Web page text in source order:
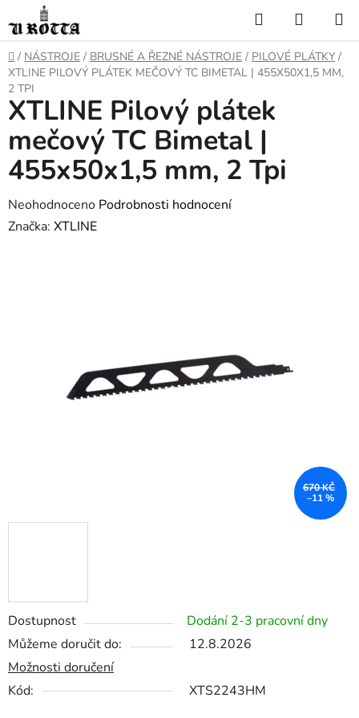
na
obsah
Hledat
KOŠÍK
DOMŮ
/ NÁSTROJE / BRUSNÉ A ŘEZNÉ NÁSTROJE / PILOVÉ PLÁTKY /
XTLINE PILOVÝ PLÁTEK MEČOVÝ TC BIMETAL | 455X50X1,5 MM,
2 TPI
Dostupnost
Dodání 2-3 pracovní dny
Můžeme doručit do:
12.8.2026
Možnosti doručení
Kód:
XTS2243HM
XTLINE Pilový plátek
mečový TC Bimetal |
455x50x1,5 mm, 2 Tpi
Průměrné
hodnocení
Neohodnoceno Podrobnosti hodnocení
Značka: XTLINE
670 KČ
–11 %